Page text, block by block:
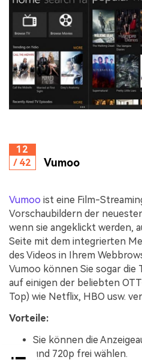
12
/ 42
Vumoo
Vumoo ist eine Film-
Vorschaubildern der
wenn sie angeklickt werden,
Seite mit dem integrierten
des Videos in Ihrem
Vumoo können Sie sogar die
auf einigen der beliebten
Top) wie Netflix, HBO usw.
Vorteile:
Sie können die
und 720p frei wählen.